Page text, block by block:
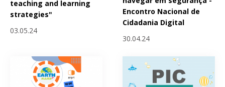
teaching and learning
strategies"
03.05.24
Encontro Nacional de
Cidadania Digital
30.04.24